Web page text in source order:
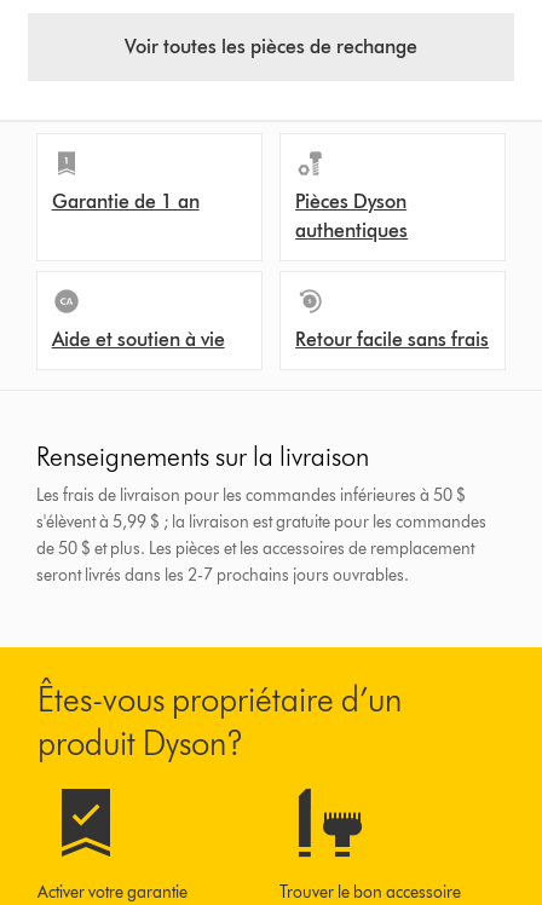
Voir toutes les pièces de rechange
Garantie de 1 an
Pièces Dyson
authentiques
Aide et soutien à vie Retour facile sans frais
Renseignements sur la livraison
Les frais de livraison pour les commandes inférieures à 50 $
s'élèvent à 5,99 $ ; la livraison est gratuite pour les commandes
de 50 $ et plus. Les pièces et les accessoires de remplacement
seront livrés dans les 2-7 prochains jours ouvrables.
Êtes-vous propriétaire d’un
produit Dyson?
Activer votre garantie Trouver le bon accessoire